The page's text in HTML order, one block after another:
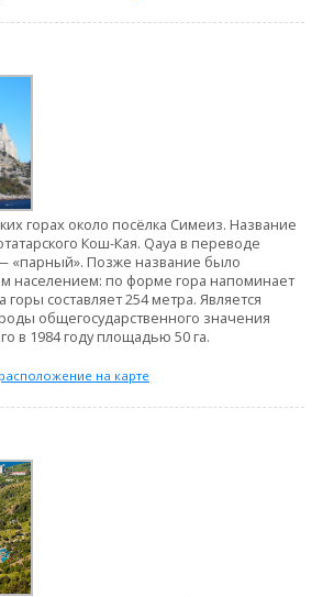
горах около посёлка Симеиз. Название
Кош-Кая. Qaya в переводе
«парный». Позже название было
населением: по форме гора напоминает
составляет 254 метра. Является
общегосударственного значения
в 1984 году площадью 50 га.
на карте